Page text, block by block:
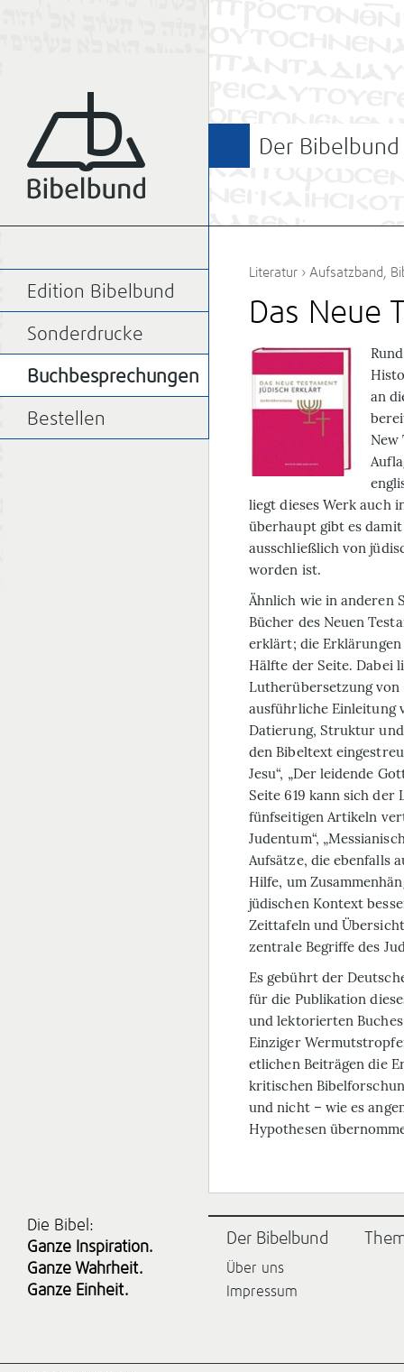
Der Bibelbund
Literatur › Aufsatzband,
Das Neue
R
an
New
liegt dieses Werk auch
überhaupt gibt es damit
ausschließlich von
worden ist.
Ähnlich wie in anderen
Bücher des Neuen
erklärt; die
Hälfte der Seite. Dabei
Lutherübersetzung von
ausführliche Einleitung
Datierung, Struktur
den Bibeltext
Jesu“, „Der leidende
Seite 619 kann sich der
fünfseitigen Artikeln
Judentum“,
Aufsätze, die ebenfalls
Hilfe, um
jüdischen Kontext
Zeittafeln und
zentrale Begriffe des
Es gebührt der
für die Publikation
und lektorierten
Einziger
etlichen Beiträgen die
kritischen
und nicht – wie es
Hypothesen
Edition Bibelbund
Sonderdrucke
Buchbesprechungen
Bestellen
Die Bibel:
Ganze Inspiration.
Ganze Wahrheit.
Ganze Einheit.
Der Bibelbund
Über uns
Impressum